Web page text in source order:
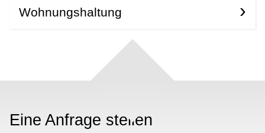
Wohnungshaltung
Eine Anfrage stellen